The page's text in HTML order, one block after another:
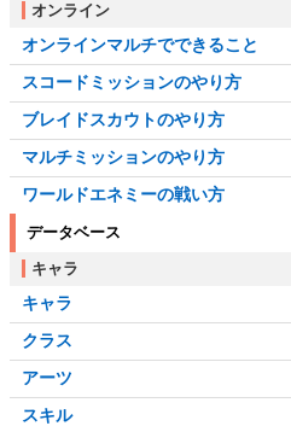
オンライン
オンラインマルチでできること
スコードミッションのやり方
ブレイドスカウトのやり方
マルチミッションのやり方
ワールドエネミーの戦い方
データベース
キャラ
キャラ
クラス
アーツ
スキル